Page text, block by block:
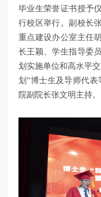
毕业生荣誉证书授予
行校区举行。副校长
重点建设办公室主任
长王颖、学生指导委
划实施单位和高水平
划”博士生及导师代表
院副院长张文明主持。